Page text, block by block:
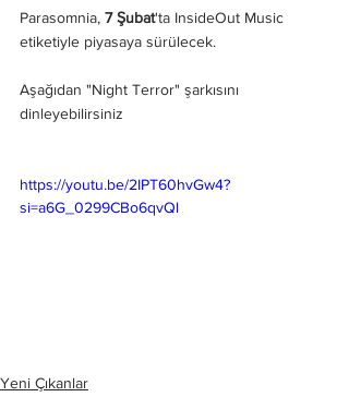
Parasomnia, 7 Şubat'ta InsideOut Music
etiketiyle piyasaya sürülecek.
Aşağıdan "Night Terror" şarkısını
dinleyebilirsiniz
https://youtu.be/2IPT60hvGw4?
si=a6G_0299CBo6qvQl
Yeni Çıkanlar